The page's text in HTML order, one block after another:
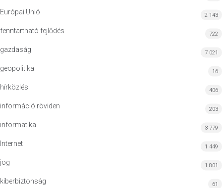
Európai Unió 2 143
fenntartható fejlődés 722
gazdaság 7 021
geopolitika 16
hírközlés 406
információ röviden 203
informatika 3 779
Internet 1 449
jog 1 801
kiberbiztonság 61